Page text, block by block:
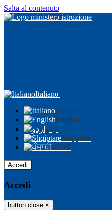
Salta al contenuto
Italiano
Italiano
English
اردو
Shqiptare
ਪੰਜਾਬੀ
Accedi
Accedi
button close ×